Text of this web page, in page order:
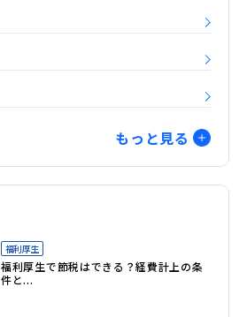
もっと見る
福利厚生
福利厚生で節税はできる？経費計上の条
件と...